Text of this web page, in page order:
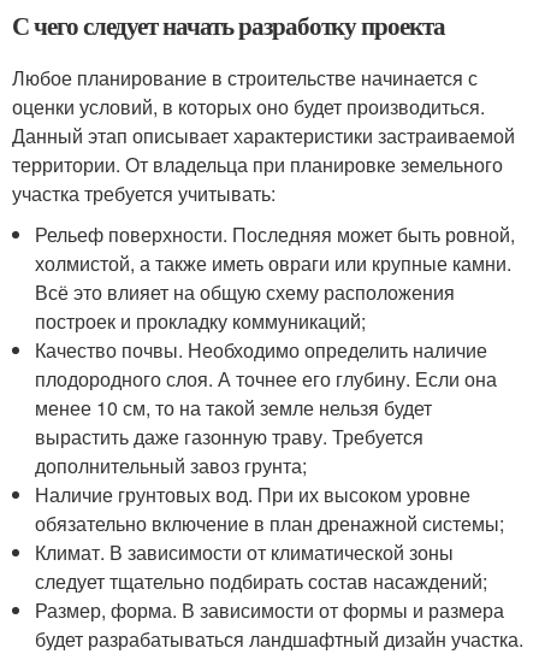
С чего следует начать разработку проекта
Любое планирование в строительстве начинается с
оценки условий, в которых оно будет производиться.
Данный этап описывает характеристики застраиваемой
территории. От владельца при планировке земельного
участка требуется учитывать:
Рельеф поверхности. Последняя может быть ровной,
холмистой, а также иметь овраги или крупные камни.
Всё это влияет на общую схему расположения
построек и прокладку коммуникаций;
Качество почвы. Необходимо определить наличие
плодородного слоя. А точнее его глубину. Если она
менее 10 см, то на такой земле нельзя будет
вырастить даже газонную траву. Требуется
дополнительный завоз грунта;
Наличие грунтовых вод. При их высоком уровне
обязательно включение в план дренажной системы;
Климат. В зависимости от климатической зоны
следует тщательно подбирать состав насаждений;
Размер, форма. В зависимости от формы и размера
будет разрабатываться ландшафтный дизайн участка.